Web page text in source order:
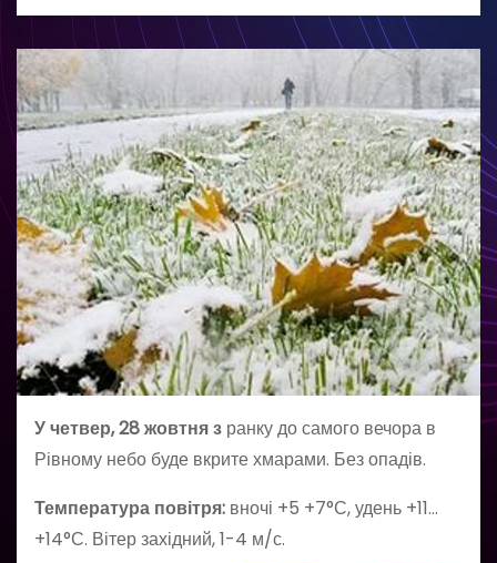
У четвер, 28 жовтня з ранку до самого вечора в
Рівному небо буде вкрите хмарами. Без опадів.
Температура повітря: вночі +5 +7°С, удень +11…
+14°С. Вітер західний, 1-4 м/с.